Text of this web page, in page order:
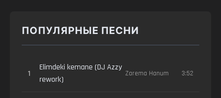
ПОПУЛЯРНЫЕ ПЕСНИ
1
Elimdeki kemane (DJ Azzy
rework)
Zarema Hanum 3:52